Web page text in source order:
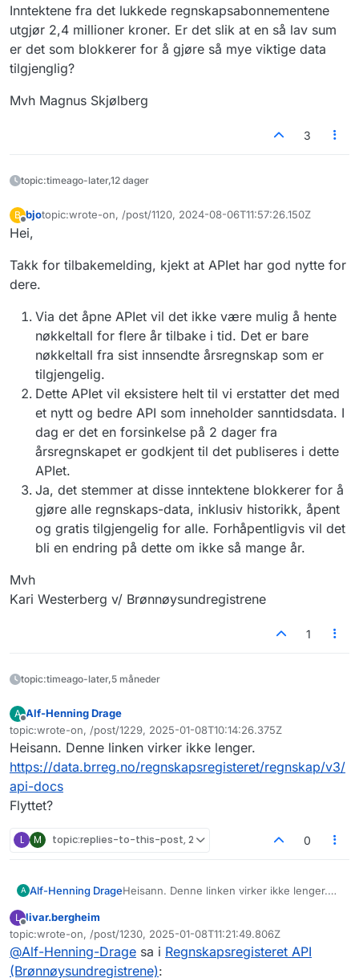
Inntektene fra det lukkede regnskapsabonnementene
utgjør 2,4 millioner kroner. Er det slik at en så lav sum
er det som blokkerer for å gjøre så mye viktige data
tilgjenglig?
Mvh Magnus Skjølberg
3
topic:timeago-later,12 dager
B
Frakoblet
bjotopic:wrote-on, /post/1120, 2024-08-06T11:57:26.150Z
Sist endret av
Hei,
Takk for tilbakemelding, kjekt at APIet har god nytte for
dere.
Via det åpne APIet vil det ikke være mulig å hente
nøkkeltall for flere år tilbake i tid. Det er bare
nøkkeltall fra sist innsendte årsregnskap som er
tilgjengelig.
Dette APIet vil eksistere helt til vi erstatter det med
et nytt og bedre API som inneholder sanntidsdata. I
dag er det en forsinkelse på 2 dager fra
årsregnskapet er godkjent til det publiseres i dette
APIet.
Ja, det stemmer at disse inntektene blokkerer for å
gjøre alle regnskaps-data, inklusiv historikk, åpent
og gratis tilgjengelig for alle. Forhåpentligvis vil det
bli en endring på dette om ikke så mange år.
Mvh
Kari Westerberg v/ Brønnøysundregistrene
1
topic:timeago-later,5 måneder
A
Frakoblet
Alf-Henning Drage
topic:wrote-on, /post/1229, 2025-01-08T10:14:26.375Z
Sist endret av
Heisann. Denne linken virker ikke lenger.
https://data.brreg.no/regnskapsregisteret/regnskap/v3/
api-docs
Flyttet?
L M topic:replies-to-this-post, 2 0
A Alf-Henning DrageHeisann. Denne linken virker ikke lenger.
Flyttet?
L
Frakoblet
livar.bergheim
topic:wrote-on, /post/1230, 2025-01-08T11:21:49.806Z
Sist endret av
@Alf-Henning-Drage sa i Regnskapsregisteret API
(Brønnøysundregistrene):